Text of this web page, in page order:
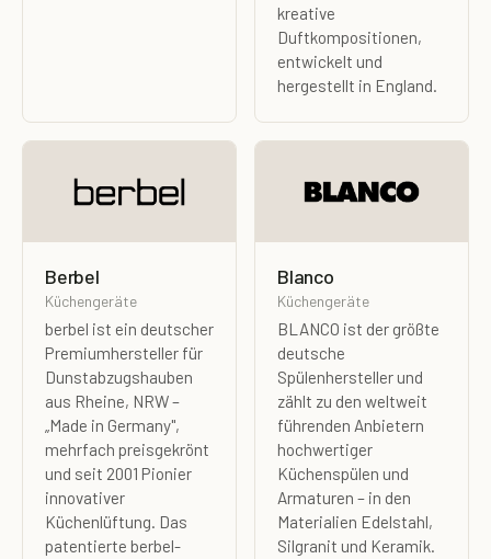
kreative
Duftkompositionen,
entwickelt und
hergestellt in England.
Berbel
Küchengeräte
berbel ist ein deutscher
Premiumhersteller für
Dunstabzugshauben
aus Rheine, NRW –
„Made in Germany",
mehrfach preisgekrönt
und seit 2001 Pionier
innovativer
Küchenlüftung. Das
patentierte berbel-
Blanco
Küchengeräte
BLANCO ist der größte
deutsche
Spülenhersteller und
zählt zu den weltweit
führenden Anbietern
hochwertiger
Küchenspülen und
Armaturen – in den
Materialien Edelstahl,
Silgranit und Keramik.